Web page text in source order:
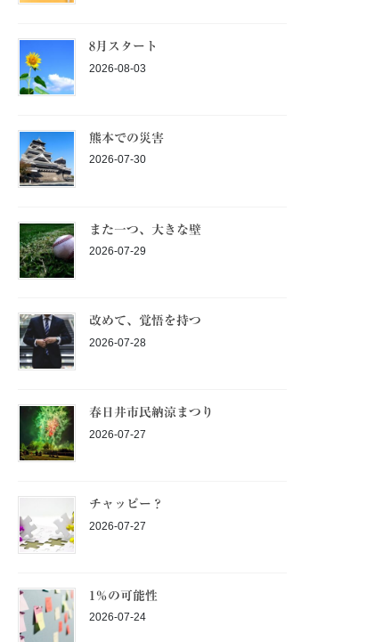
8月スタート
2026-08-03
熊本での災害
2026-07-30
また一つ、大きな壁
2026-07-29
改めて、覚悟を持つ
2026-07-28
春日井市民納涼まつり
2026-07-27
チャッピー？
2026-07-27
1％の可能性
2026-07-24